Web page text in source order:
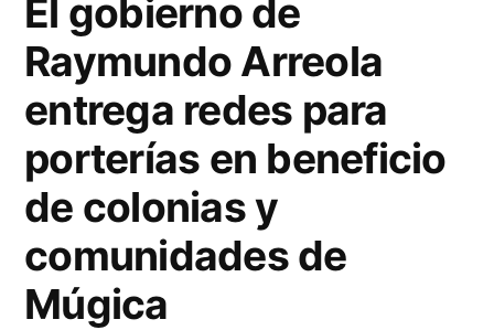
gobierno
sociedad
civil
El gobierno de
Raymundo Arreola
entrega redes para
porterías en beneficio
de colonias y
comunidades de
Múgica